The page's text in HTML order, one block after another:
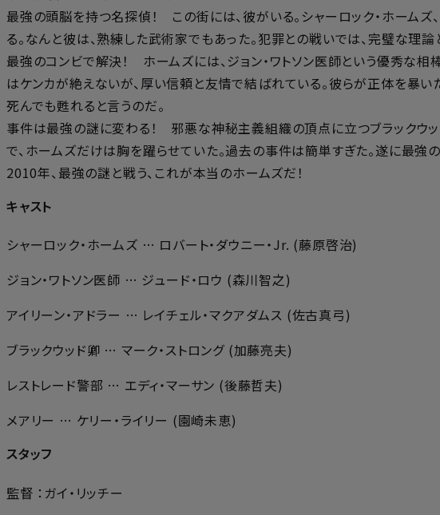
最強の頭脳を持つ名探偵！ この街には、彼がいる。シャーロック・ホーム
る。なんと彼は、熟練した武術家でもあった。犯罪との戦いでは、完璧な理
最強のコンビで解決！ ホームズには、ジョン・ワトソン医師という優秀な
はケンカが絶えないが、厚い信頼と友情で結ばれている。彼らが正体を暴い
死んでも甦れると言うのだ。
事件は最強の謎に変わる！ 邪悪な神秘主義組織の頂点に立つブラックウッ
で、ホームズだけは胸を躍らせていた。過去の事件は簡単すぎた。遂に最強
2010年、最強の謎と戦う、これが本当のホームズだ！
キャスト
シャーロック・ホームズ … ロバート・ダウニー・Jr. (藤原啓治)
ジョン・ワトソン医師 … ジュード・ロウ (森川智之)
アイリーン・アドラー … レイチェル・マクアダムス (佐古真弓)
ブラックウッド卿 … マーク・ストロング (加藤亮夫)
レストレード警部 … エディ・マーサン (後藤哲夫)
メアリー … ケリー・ライリー (園崎未恵)
スタッフ
監督 ：ガイ・リッチー